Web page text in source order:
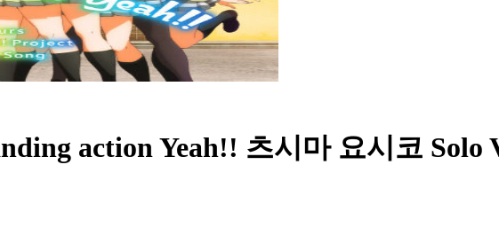
action Yeah!! 츠시마 요시코 Solo